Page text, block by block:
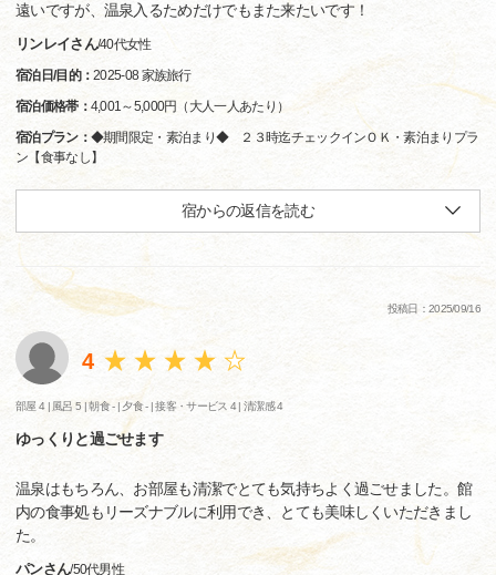
遠いですが、温泉入るためだけでもまた来たいです！
リンレイさん/40代女性
宿泊日/目的：2025-08 家族旅行
宿泊価格帯： 4,001～5,000円（大人一人あたり）
宿泊プラン： ◆期間限定・素泊まり◆ ２３時迄チェックインＯＫ・素泊まりプラ
ン【食事なし】
宿からの返信を読む
投稿日：2025/09/16
4
部屋 4 | 風呂 5 |朝食 - | 夕食 - |接客・サービス 4 |清潔感 4
ゆっくりと過ごせます
温泉はもちろん、お部屋も清潔でとても気持ちよく過ごせました。館
内の食事処もリーズナブルに利用でき、とても美味しくいただきまし
た。
パンさん/50代男性